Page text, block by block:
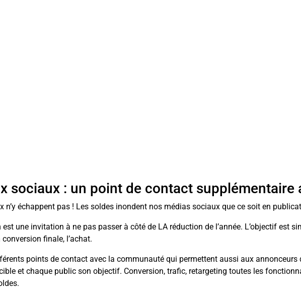
sociaux : un point de contact supplémentaire
n’y échappent pas ! Les soldes inondent nos médias sociaux que ce soit en
une invitation à ne pas passer à côté de LA réduction de l’année. L’objectif est
finale, l’achat.
points de contact avec la communauté qui permettent aussi aux annonceurs
et chaque public son objectif. Conversion, trafic, retargeting toutes les